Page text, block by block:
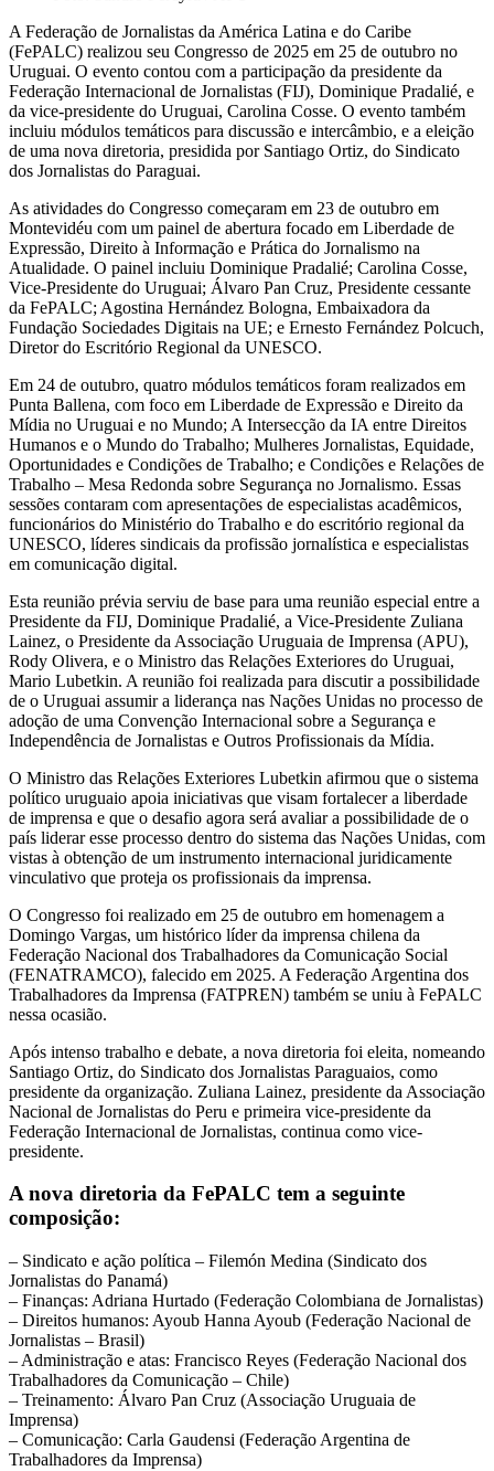
A Federação de Jornalistas da América Latina e do Caribe
(FePALC) realizou seu Congresso de 2025 em 25 de outubro no
Uruguai. O evento contou com a participação da presidente da
Federação Internacional de Jornalistas (FIJ), Dominique Pradalié, e
da vice-presidente do Uruguai, Carolina Cosse. O evento também
incluiu módulos temáticos para discussão e intercâmbio, e a eleição
de uma nova diretoria, presidida por Santiago Ortiz, do Sindicato
dos Jornalistas do Paraguai.
As atividades do Congresso começaram em 23 de outubro em
Montevidéu com um painel de abertura focado em Liberdade de
Expressão, Direito à Informação e Prática do Jornalismo na
Atualidade. O painel incluiu Dominique Pradalié; Carolina Cosse,
Vice-Presidente do Uruguai; Álvaro Pan Cruz, Presidente cessante
da FePALC; Agostina Hernández Bologna, Embaixadora da
Fundação Sociedades Digitais na UE; e Ernesto Fernández Polcuch,
Diretor do Escritório Regional da UNESCO.
Em 24 de outubro, quatro módulos temáticos foram realizados em
Punta Ballena, com foco em Liberdade de Expressão e Direito da
Mídia no Uruguai e no Mundo; A Intersecção da IA ​​entre Direitos
Humanos e o Mundo do Trabalho; Mulheres Jornalistas, Equidade,
Oportunidades e Condições de Trabalho; e Condições e Relações de
Trabalho – Mesa Redonda sobre Segurança no Jornalismo. Essas
sessões contaram com apresentações de especialistas acadêmicos,
funcionários do Ministério do Trabalho e do escritório regional da
UNESCO, líderes sindicais da profissão jornalística e especialistas
em comunicação digital.
Esta reunião prévia serviu de base para uma reunião especial entre a
Presidente da FIJ, Dominique Pradalié, a Vice-Presidente Zuliana
Lainez, o Presidente da Associação Uruguaia de Imprensa (APU),
Rody Olivera, e o Ministro das Relações Exteriores do Uruguai,
Mario Lubetkin. A reunião foi realizada para discutir a possibilidade
de o Uruguai assumir a liderança nas Nações Unidas no processo de
adoção de uma Convenção Internacional sobre a Segurança e
Independência de Jornalistas e Outros Profissionais da Mídia.
O Ministro das Relações Exteriores Lubetkin afirmou que o sistema
político uruguaio apoia iniciativas que visam fortalecer a liberdade
de imprensa e que o desafio agora será avaliar a possibilidade de o
país liderar esse processo dentro do sistema das Nações Unidas, com
vistas à obtenção de um instrumento internacional juridicamente
vinculativo que proteja os profissionais da imprensa.
O Congresso foi realizado em 25 de outubro em homenagem a
Domingo Vargas, um histórico líder da imprensa chilena da
Federação Nacional dos Trabalhadores da Comunicação Social
(FENATRAMCO), falecido em 2025. A Federação Argentina dos
Trabalhadores da Imprensa (FATPREN) também se uniu à FePALC
nessa ocasião.
Após intenso trabalho e debate, a nova diretoria foi eleita, nomeando
Santiago Ortiz, do Sindicato dos Jornalistas Paraguaios, como
presidente da organização. Zuliana Lainez, presidente da Associação
Nacional de Jornalistas do Peru e primeira vice-presidente da
Federação Internacional de Jornalistas, continua como vice-
presidente.
A nova diretoria da FePALC tem a seguinte
composição:
– Sindicato e ação política – Filemón Medina (Sindicato dos
Jornalistas do Panamá)
– Finanças: Adriana Hurtado (Federação Colombiana de Jornalistas)
– Direitos humanos: Ayoub Hanna Ayoub (Federação Nacional de
Jornalistas – Brasil)
– Administração e atas: Francisco Reyes (Federação Nacional dos
Trabalhadores da Comunicação – Chile)
– Treinamento: Álvaro Pan Cruz (Associação Uruguaia de
Imprensa)
– Comunicação: Carla Gaudensi (Federação Argentina de
Trabalhadores da Imprensa)